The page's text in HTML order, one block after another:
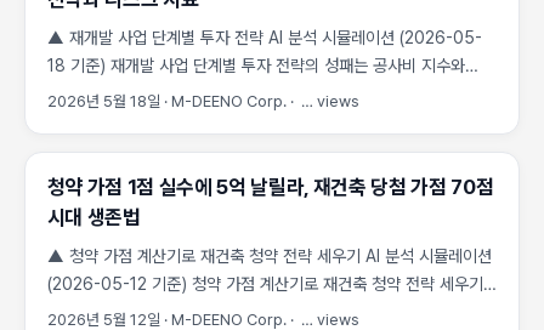
상태에서 거래됩니다. ...
반영하는 것입니다. 최근 공사비 급등으로 인해 초기 예상했던
비례율이 무너지면서 조합원들의 자금 계획에 비상이 걸렸습니다.
제대로 된 계산 공식 없이 감정평가액만 믿고 진입했다가는 입주
시점에 수억 원의 추가 납부액을 마주하게 됩니다. 실제 정비사업
...
▲ 재개발 사업 단계별 투자 전략 AI 분석 시뮬레이션 (2026-05-
18 기준) 재개발 사업 단계별 투자 전략의 성패는 공사비 지수와
사업 기간 단축에 달려 있습니다. 최근 건설공사비지수(ESC)가
사례가 빈번해지고 있어, 조합원과 투자자의 정밀한 리스크 진단이
필수적입니다. 재개발 사업 단계별 투자 전략, 공사비 지수가 수익을
결정합니다 재개발 구역의 빌라나 단독주택을 소유한 조합원들에게
가장 큰 공포는 ‘예측 불가능한 분담금’입니다. 재개발 사업 단계별
투자 전략을 세울 때 가장 먼저 확인해야 할 지표는
한국건설기술연구원이 발표하는 건설공사비지수(ESC. 건설에
투입되는 재료, 노무, 장비 등의 가격 변동을 나타내는 지표)입니다.
2026년 5월 18일 · M-DEENO Corp.· … views
청약 가점 1점 실수에 5억 날릴라, 재건축 당첨 가점 70점
시대 생존법
▲ 청약 가점 계산기로 재건축 청약 전략 세우기 AI 분석 시뮬레이션
(2026-05-12 기준) 청약 가점 계산기로 재건축 청약 전략 세우기
과정에서 단 1점의 기재 실수만으로도 수억 원의 프리미엄을
2026년 5월 12일 · M-DEENO Corp.· … views